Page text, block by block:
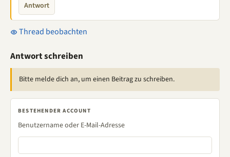
Antwort
Thread beobachten
Antwort schreiben
Bitte melde dich an, um einen Beitrag zu schreiben.
BESTEHENDER ACCOUNT
Benutzername oder E-Mail-Adresse